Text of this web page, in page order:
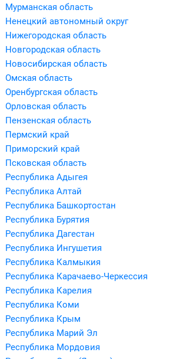
Мурманская область
Ненецкий автономный округ
Нижегородская область
Новгородская область
Новосибирская область
Омская область
Оренбургская область
Орловская область
Пензенская область
Пермский край
Приморский край
Псковская область
Республика Адыгея
Республика Алтай
Республика Башкортостан
Республика Бурятия
Республика Дагестан
Республика Ингушетия
Республика Калмыкия
Республика Карачаево-Черкессия
Республика Карелия
Республика Коми
Республика Крым
Республика Марий Эл
Республика Мордовия